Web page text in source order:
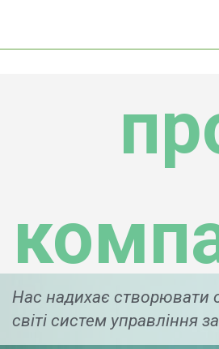
Нас надихає створювати
світі систем управління